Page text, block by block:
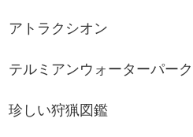
アトラクシオン
テルミアンウォーターパーク
珍しい狩猟図鑑